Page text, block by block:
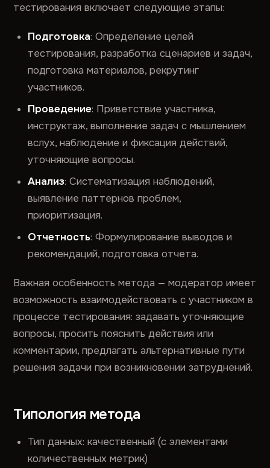
тестирования включает следующие этапы:
Подготовка: Определение целей
тестирования, разработка сценариев и задач,
подготовка материалов, рекрутинг
участников.
Проведение: Приветствие участника,
инструктаж, выполнение задач с мышлением
вслух, наблюдение и фиксация действий,
уточняющие вопросы.
Анализ: Систематизация наблюдений,
выявление паттернов проблем,
приоритизация.
Отчетность: Формулирование выводов и
рекомендаций, подготовка отчета.
Важная особенность метода — модератор имеет
возможность взаимодействовать с участником в
процессе тестирования: задавать уточняющие
вопросы, просить пояснить действия или
комментарии, предлагать альтернативные пути
решения задачи при возникновении затруднений.
Типология метода
Тип данных: качественный (с элементами
количественных метрик)